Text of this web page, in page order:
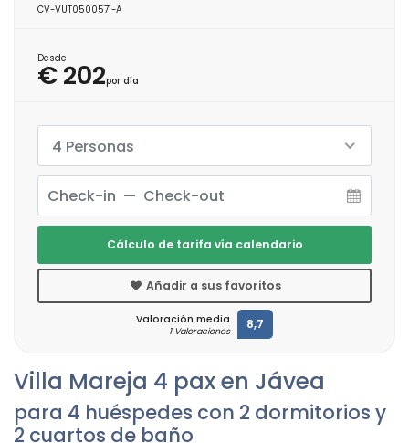
Villa Mareja 4 pax en Jávea
para 4 huéspedes con 2 dormitorios y
2 cuartos de baño
CV-VUT0500571-A
Desde
€ 202por día
4 Personas
Cálculo de tarifa vía calendario
Añadir a sus favoritos
Valoración media
1 Valoraciones 8,7